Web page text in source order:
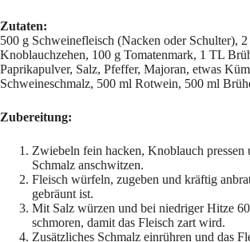
Zutaten:
500 g Schweinefleisch (Nacken oder Schulter),
Knoblauchzehen, 100 g Tomatenmark, 1 TL
Paprikapulver, Salz, Pfeffer, Majoran, etwas
Schweineschmalz, 500 ml Rotwein, 500 ml
Zubereitung:
Zwiebeln fein hacken, Knoblauch pressen
Schmalz anschwitzen.
Fleisch würfeln, zugeben und kräftig
gebräunt ist.
Mit Salz würzen und bei niedriger Hitze
schmoren, damit das Fleisch zart wird.
Zusätzliches Schmalz einrühren und das